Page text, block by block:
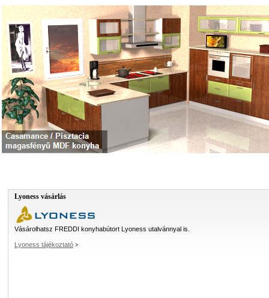
Lyoness vásárlás
Vásárolhatsz FREDDI konyhabútort Lyoness utalvánnyal is.
Lyoness tájékoztató >